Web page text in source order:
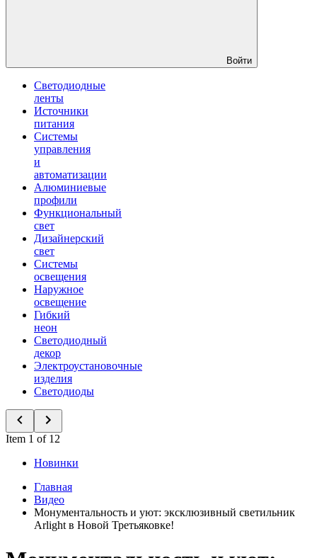
Войти
Светодиодные
ленты
Источники
питания
Системы
управления
и
автоматизации
Алюминиевые
профили
Функциональный
свет
Дизайнерский
свет
Системы
освещения
Наружное
освещение
Гибкий
неон
Светодиодный
декор
Электроустановочные
изделия
Светодиоды
Item 1 of 12
Новинки
Главная
Видео
Монументальность и уют: эксклюзивный светильник
Arlight в Новой Третьяковке!